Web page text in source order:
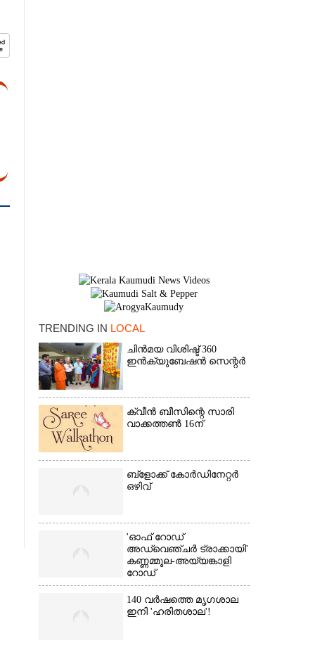
TRENDING IN LOCAL
ചിൻമയ വിശിഷ്ട് 360
ഇൻക്യുബേഷൻ സെന്റർ
ക്വീൻ ബീസിന്റെ സാരി
വാക്കത്തൺ 16ന്
ബ്‌ളോക്ക് കോർഡിനേറ്റർ
ഒഴിവ്
'ഓഫ് റോഡ്
അഡ്വെഞ്ചർ ട്രാക്കായി'
കണ്ണമ്മൂല-അയ്യങ്കാളി
റോഡ്
140 വർഷത്തെ മൃഗശാല
ഇനി 'ഹരിതശാല'!
×